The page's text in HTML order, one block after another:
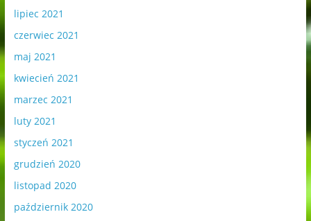
lipiec 2021
czerwiec 2021
maj 2021
kwiecień 2021
marzec 2021
luty 2021
styczeń 2021
grudzień 2020
listopad 2020
październik 2020